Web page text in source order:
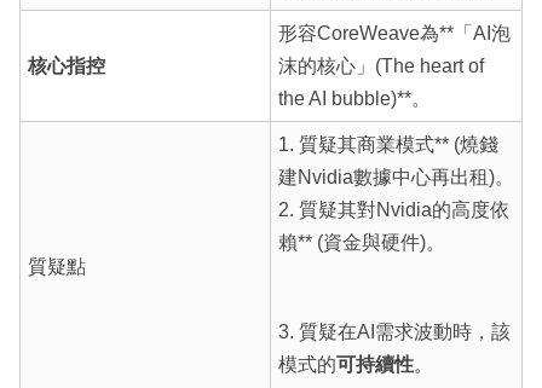
核心指控
形容CoreWeave為**「AI泡
沫的核心」(The heart of
the AI bubble)**。
質疑點
1. 質疑其商業模式** (燒錢
建Nvidia數據中心再出租)。
2. 質疑其對Nvidia的高度依
賴** (資金與硬件)。
3. 質疑在AI需求波動時，該
模式的可持續性。